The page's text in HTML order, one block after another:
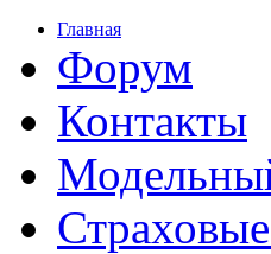
Главная
Форум
Контакты